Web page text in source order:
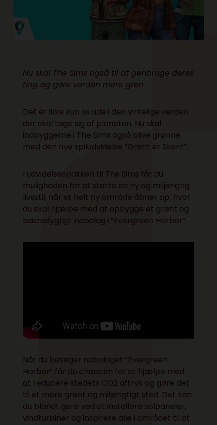
Nu skal The Sims også til at genbruge deres
ting og gøre verden mere grøn
Det er ikke kun os ude i den virkelige verden
der skal tage sig af planeten. Nu skal
indbyggerne i The Sims også blive grønne
med den nye spiludvidelse “Grønt er Skønt”.
I udvidelsespakken til The Sims får du
muligheden for at starte en ny og miljørigtig
livsstil, når et helt ny område åbner op, hvor
du skal hjælpe med at opbygge et grønt og
bæredygtigt nabolag i “Evergreen Harbor”.
Når du besøger nabolaget “Evergreen
Harbor” får du chancen for at hjælpe med
at reducere stedets CO2 aftryk og gøre det
til et mere grønt og miljørigtigt sted. Det kan
du blandt gøre ved at installere solpaneler,
vindturbiner og inspirere alle i området til at